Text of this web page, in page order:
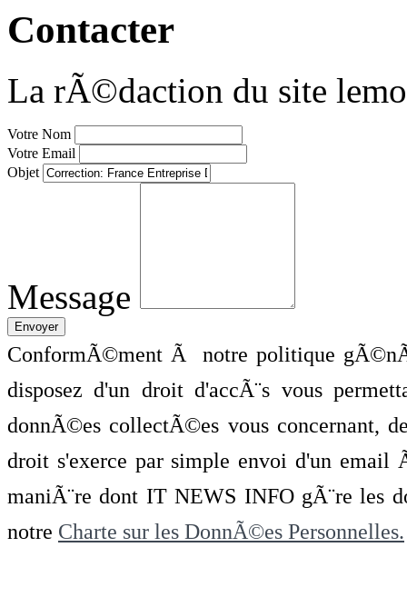
Contacter
La rÃ©daction du site
Votre Nom
Votre Email
Objet
Message
ConformÃ©ment Ã notre politique
disposez d'un droit d'accÃ¨s vous
donnÃ©es collectÃ©es vous concernant,
droit s'exerce par simple envoi d'un
maniÃ¨re dont IT NEWS INFO gÃ¨re les
notre Charte sur les DonnÃ©es Personnelles.